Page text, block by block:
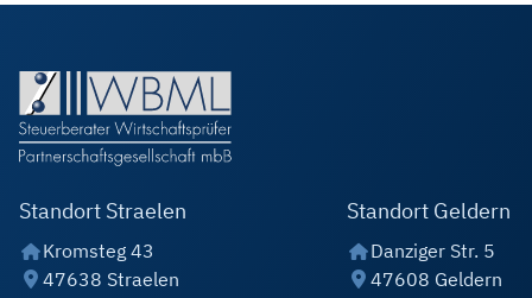
Standort Straelen
Kromsteg 43
47638 Straelen
Standort Geldern
Danziger Str. 5
47608 Geldern